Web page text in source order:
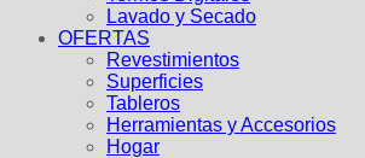
Lavado y Secado
OFERTAS
Revestimientos
Superficies
Tableros
Herramientas y Accesorios
Hogar